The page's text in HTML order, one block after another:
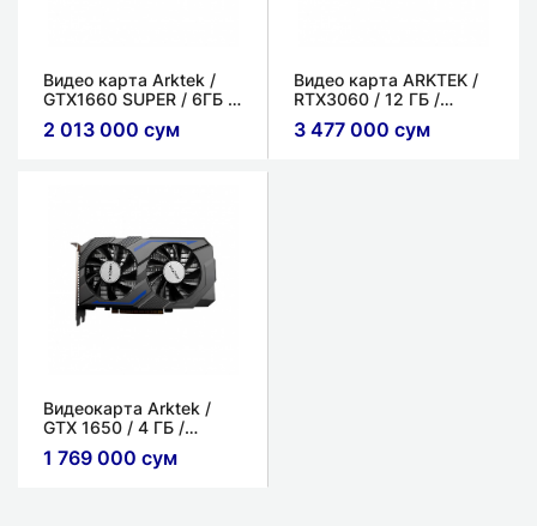
Видео карта Arktek /
GTX1660 SUPER / 6ГБ /
GDDR6 / 192bit
2 013 000 сум
Видео карта ARKTEK /
RTX3060 / 12 ГБ /
GDDR6 / 192 bit
3 477 000 сум
Видеокарта Arktek /
GTX 1650 / 4 ГБ /
GDDR5 / 128 bit
1 769 000 сум